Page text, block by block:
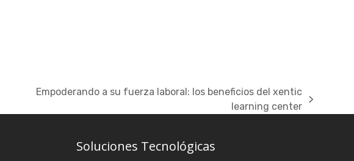
Empoderando a su fuerza laboral: los beneficios del xentic
learning center
Soluciones Tecnológicas